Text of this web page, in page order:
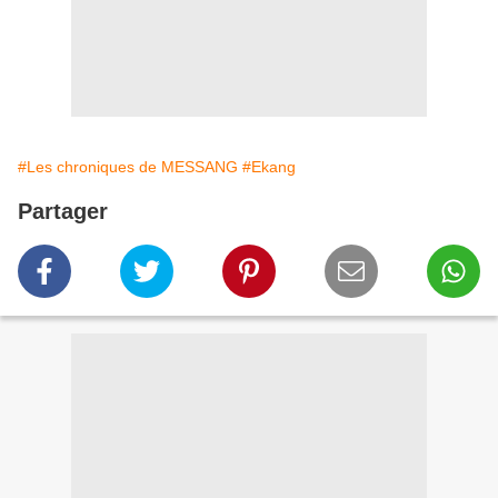
#Les chroniques de MESSANG #Ekang
Partager